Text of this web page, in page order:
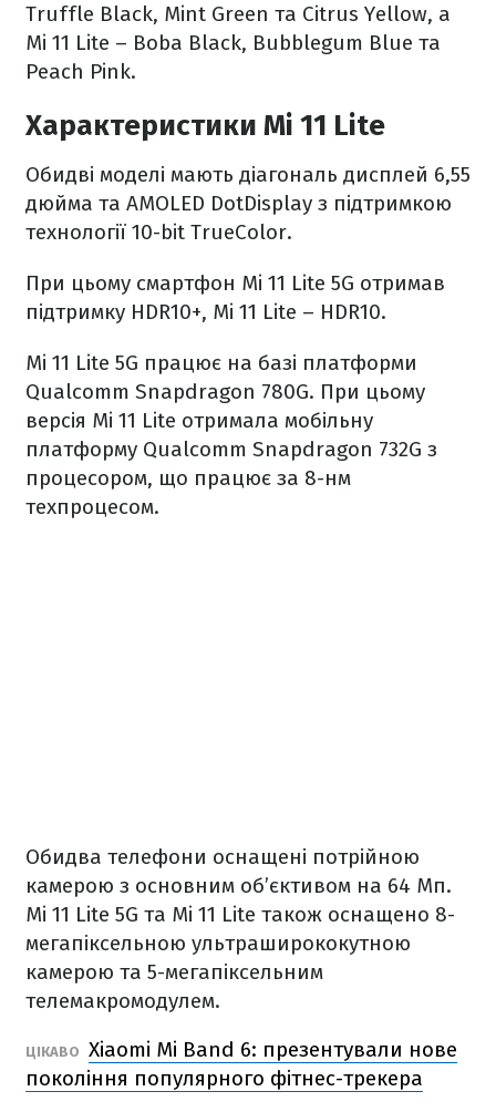
Truffle Black, Mint Green та Citrus Yellow, а
Mi 11 Lite – Boba Black, Bubblegum Blue та
Peach Pink.
Характеристики Mi 11 Lite
Обидві моделі мають діагональ дисплей 6,55
дюйма та AMOLED DotDisplay з підтримкою
технології 10-bit TrueColor.
При цьому смартфон Mi 11 Lite 5G отримав
підтримку HDR10+, Mi 11 Lite – HDR10.
Mi 11 Lite 5G працює на базі платформи
Qualcomm Snapdragon 780G. При цьому
версія Mi 11 Lite отримала мобільну
платформу Qualcomm Snapdragon 732G з
процесором, що працює за 8-нм
техпроцесом.
Обидва телефони оснащені потрійною
камерою з основним об’єктивом на 64 Мп.
Mi 11 Lite 5G та Mi 11 Lite також оснащено 8-
мегапіксельною ультраширококутною
камерою та 5-мегапіксельним
телемакромодулем.
ЦІКАВО Xiaomi Mi Band 6: презентували нове
покоління популярного фітнес-трекера